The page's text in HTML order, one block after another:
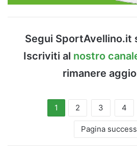
Segui SportAvellino.it
Iscriviti al nostro
rimanere
1 2 3 4
Pagina